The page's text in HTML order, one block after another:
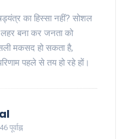
का हिस्सा नहीं? सोशल
लहर बना कर जनता को
मकसद हो सकता है,
पहले से तय हो रहे हों।
पूर्वाह्न